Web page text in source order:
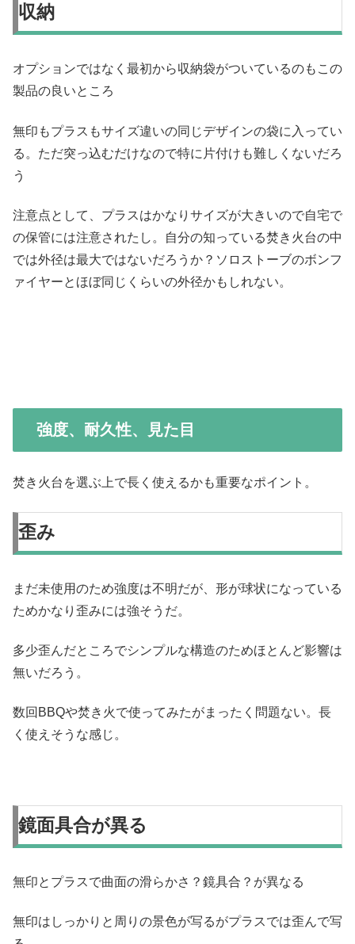
収納
オプションではなく最初から収納袋がついているのもこの
製品の良いところ
無印もプラスもサイズ違いの同じデザインの袋に入ってい
る。ただ突っ込むだけなので特に片付けも難しくないだろ
う
注意点として、プラスはかなりサイズが大きいので自宅で
の保管には注意されたし。自分の知っている焚き火台の中
では外径は最大ではないだろうか？ソロストーブのボンフ
ァイヤーとほぼ同じくらいの外径かもしれない。
強度、耐久性、見た目
焚き火台を選ぶ上で長く使えるかも重要なポイント。
歪み
まだ未使用のため強度は不明だが、形が球状になっている
ためかなり歪みには強そうだ。
多少歪んだところでシンプルな構造のためほとんど影響は
無いだろう。
数回BBQや焚き火で使ってみたがまったく問題ない。長
く使えそうな感じ。
鏡面具合が異る
無印とプラスで曲面の滑らかさ？鏡具合？が異なる
無印はしっかりと周りの景色が写るがプラスでは歪んで写